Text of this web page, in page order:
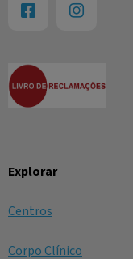
Explorar
Centros
Corpo Clínico